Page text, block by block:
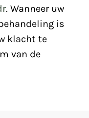
. Wanneer uw
is
klacht te
van de